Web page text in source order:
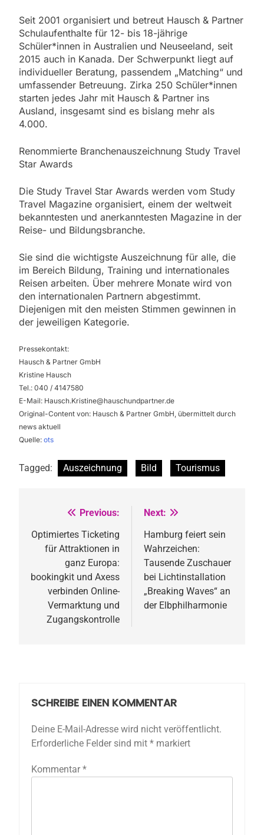
Seit 2001 organisiert und betreut Hausch & Partner
Schulaufenthalte für 12- bis 18-jährige
Schüler*innen in Australien und Neuseeland, seit
2015 auch in Kanada. Der Schwerpunkt liegt auf
individueller Beratung, passendem „Matching“ und
umfassender Betreuung. Zirka 250 Schüler*innen
starten jedes Jahr mit Hausch & Partner ins
Ausland, insgesamt sind es bislang mehr als
4.000.
Renommierte Branchenauszeichnung Study Travel
Star Awards
Die Study Travel Star Awards werden vom Study
Travel Magazine organisiert, einem der weltweit
bekanntesten und anerkanntesten Magazine in der
Reise- und Bildungsbranche.
Sie sind die wichtigste Auszeichnung für alle, die
im Bereich Bildung, Training und internationales
Reisen arbeiten. Über mehrere Monate wird von
den internationalen Partnern abgestimmt.
Diejenigen mit den meisten Stimmen gewinnen in
der jeweiligen Kategorie.
Pressekontakt:
Hausch & Partner GmbH
Kristine Hausch
Tel.: 040 / 4147580
E-Mail: Hausch.Kristine@hauschundpartner.de
Original-Content von: Hausch & Partner GmbH, übermittelt durch
news aktuell
Quelle: ots
Tagged: Auszeichnung Bild Tourismus
Beitragsnavigation
Previous:
Optimiertes Ticketing
für Attraktionen in
ganz Europa:
bookingkit und Axess
verbinden Online-
Vermarktung und
Zugangskontrolle
Next:
Hamburg feiert sein
Wahrzeichen:
Tausende Zuschauer
bei Lichtinstallation
„Breaking Waves“ an
der Elbphilharmonie
SCHREIBE EINEN KOMMENTAR
Deine E-Mail-Adresse wird nicht veröffentlicht.
Erforderliche Felder sind mit * markiert
Kommentar *